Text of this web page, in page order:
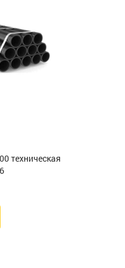
техническая